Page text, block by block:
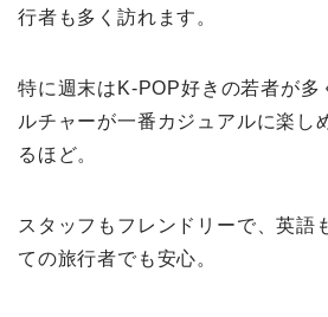
行者も多く訪れます。
特に週末はK-POP好きの若者が多
ルチャーが一番カジュアルに楽し
るほど。
スタッフもフレンドリーで、英語
ての旅行者でも安心。